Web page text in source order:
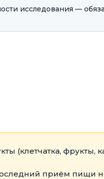
исследования —
(клетчатка, фрукты,
приём пищи